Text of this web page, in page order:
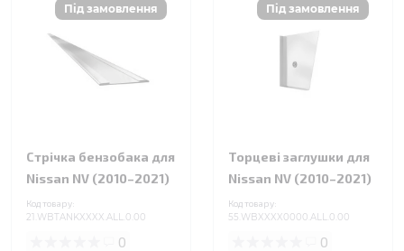
Стрічка бензобака для
Nissan NV (2010–2021)
Код товару:
21.WBTANKXXXX.ALL.0.00
0
Торцеві заглушки для
Nissan NV (2010–2021)
Код товару:
55.WBXXXX0000.ALL.0.00
0